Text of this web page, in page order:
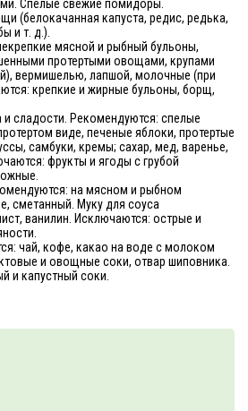
Спелые свежие помидоры.
(белокачанная капуста, редис, редька,
и т. д.).
мясной и рыбный бульоны,
протертыми овощами, крупами
вермишелью, лапшой, молочные (при
крепкие и жирные бульоны, борщ,
сладости. Рекомендуются: спелые
виде, печеные яблоки, протертые
самбуки, кремы; сахар, мед, варенье,
фрукты и ягоды с грубой
на мясном и рыбном
сметанный. Муку для соуса
ванилин. Исключаются: острые и
чай, кофе, какао на воде с молоком
и овощные соки, отвар шиповника.
и капустный соки.